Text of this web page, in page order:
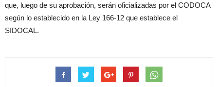
que, luego de su aprobación, serán oficializadas por el CODOCA
según lo establecido en la Ley 166-12 que establece el
SIDOCAL.